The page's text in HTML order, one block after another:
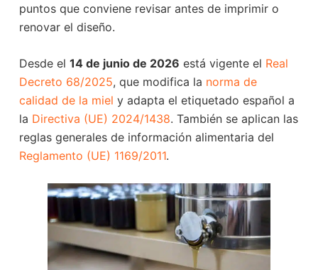
puntos que conviene revisar antes de imprimir o
renovar el diseño.
Desde el 14 de junio de 2026 está vigente el Real
Decreto 68/2025, que modifica la norma de
calidad de la miel y adapta el etiquetado español a
la Directiva (UE) 2024/1438. También se aplican las
reglas generales de información alimentaria del
Reglamento (UE) 1169/2011.